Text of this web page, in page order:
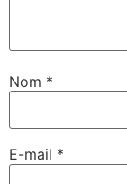
Nom *
E-mail *